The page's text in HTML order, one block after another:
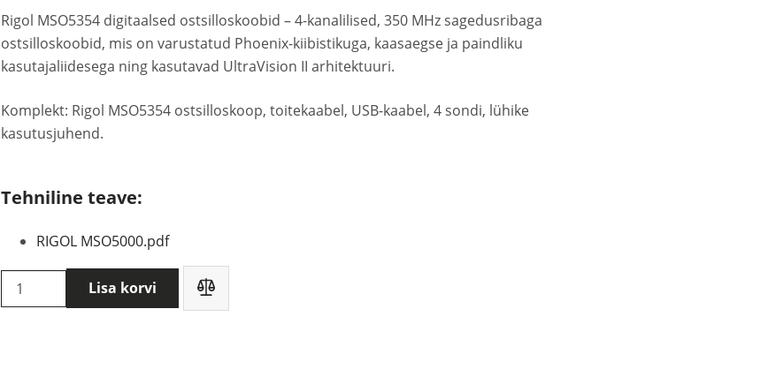
Rigol MSO5354 digitaalsed ostsilloskoobid – 4-kanalilised, 350 MHz sagedusribaga
ostsilloskoobid, mis on varustatud Phoenix-kiibistikuga, kaasaegse ja paindliku
kasutajaliidesega ning kasutavad UltraVision II arhitektuuri.
Komplekt: Rigol MSO5354 ostsilloskoop, toitekaabel, USB-kaabel, 4 sondi, lühike
kasutusjuhend.
Tehniline teave:
RIGOL MSO5000.pdf
Rigol
MSO5354
Lisa korvi